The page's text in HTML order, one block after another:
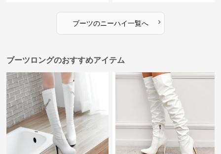
ブーツのニーハイ一覧へ ›
ブーツロングのおすすめアイテム